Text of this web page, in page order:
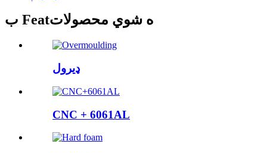
ب Featه شوي محصولات
ډیرول
CNC + 6061AL